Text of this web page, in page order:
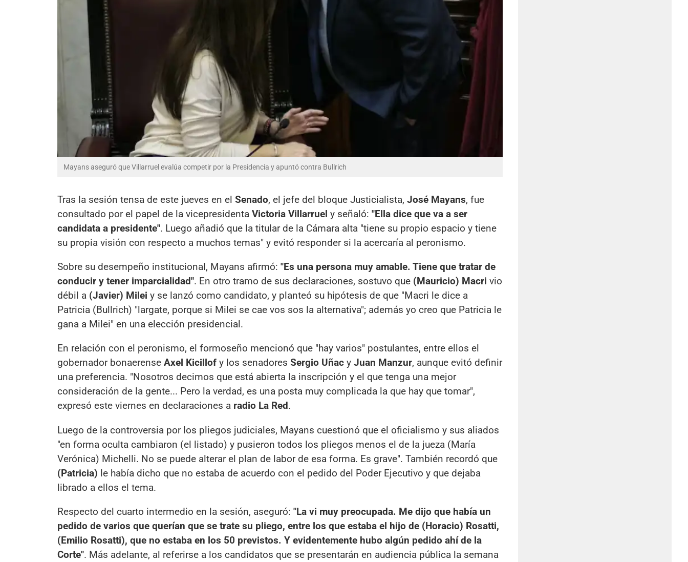
Mayans aseguró que Villarruel evalúa competir por la Presidencia y apuntó contra Bullrich
Tras la sesión tensa de este jueves en el Senado, el jefe del bloque Justicialista, José Mayans, fue
consultado por el papel de la vicepresidenta Victoria Villarruel y señaló: "Ella dice que va a ser
candidata a presidente". Luego añadió que la titular de la Cámara alta "tiene su propio espacio y tiene
su propia visión con respecto a muchos temas" y evitó responder si la acercaría al peronismo.
Sobre su desempeño institucional, Mayans afirmó: "Es una persona muy amable. Tiene que tratar de
conducir y tener imparcialidad". En otro tramo de sus declaraciones, sostuvo que (Mauricio) Macri vio
débil a (Javier) Milei y se lanzó como candidato, y planteó su hipótesis de que "Macri le dice a
Patricia (Bullrich) "largate, porque si Milei se cae vos sos la alternativa"; además yo creo que Patricia le
gana a Milei" en una elección presidencial.
En relación con el peronismo, el formoseño mencionó que "hay varios" postulantes, entre ellos el
gobernador bonaerense Axel Kicillof y los senadores Sergio Uñac y Juan Manzur, aunque evitó definir
una preferencia. "Nosotros decimos que está abierta la inscripción y el que tenga una mejor
consideración de la gente... Pero la verdad, es una posta muy complicada la que hay que tomar",
expresó este viernes en declaraciones a radio La Red.
Luego de la controversia por los pliegos judiciales, Mayans cuestionó que el oficialismo y sus aliados
"en forma oculta cambiaron (el listado) y pusieron todos los pliegos menos el de la jueza (María
Verónica) Michelli. No se puede alterar el plan de labor de esa forma. Es grave". También recordó que
(Patricia) le había dicho que no estaba de acuerdo con el pedido del Poder Ejecutivo y que dejaba
librado a ellos el tema.
Respecto del cuarto intermedio en la sesión, aseguró: "La vi muy preocupada. Me dijo que había un
pedido de varios que querían que se trate su pliego, entre los que estaba el hijo de (Horacio) Rosatti,
(Emilio Rosatti), que no estaba en los 50 previstos. Y evidentemente hubo algún pedido ahí de la
Corte". Más adelante, al referirse a los candidatos que se presentarán en audiencia pública la semana